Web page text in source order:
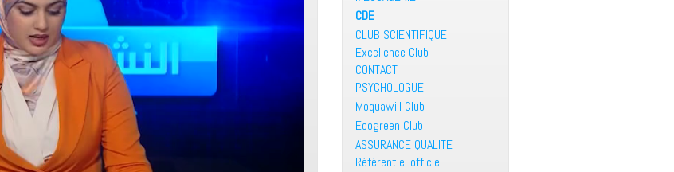
CDE
CLUB SCIENTIFIQUE
Excellence Club
CONTACT
PSYCHOLOGUE
Moquawill Club
Ecogreen Club
ASSURANCE QUALITE
Référentiel officiel